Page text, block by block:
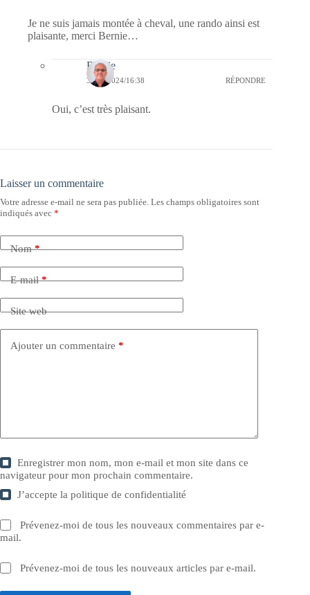
Je ne suis jamais montée à cheval, une rando ainsi est
plaisante, merci Bernie…
Bernie
30/10/2024/16:38 RÉPONDRE
Oui, c’est très plaisant.
Laisser un commentaire
Votre adresse e-mail ne sera pas publiée. Les champs obligatoires sont
indiqués avec *
Nom*
E-mail*
Site web
Ajouter un commentaire *
Enregistrer mon nom, mon e-mail et mon site dans ce
navigateur pour mon prochain commentaire.
J’accepte lapolitique de confidentialité
Prévenez-moi de tous les nouveaux commentaires par e-
mail.
Prévenez-moi de tous les nouveaux articles par e-mail.